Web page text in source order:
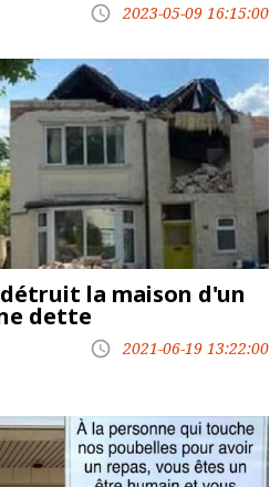
2023-05-09 16:15:00
la maison d'un
dette
2021-06-19 13:22:00